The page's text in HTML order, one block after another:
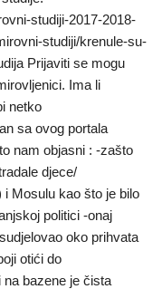
studiji-2017-2018-
studiji/krenule-su-
Prijaviti se mogu
Ima li
netko
sa ovog portala
nam objasni : -zašto
djece/
Mosulu kao što je bilo
politici -onaj
oko prihvata
otići do
bazene je čista